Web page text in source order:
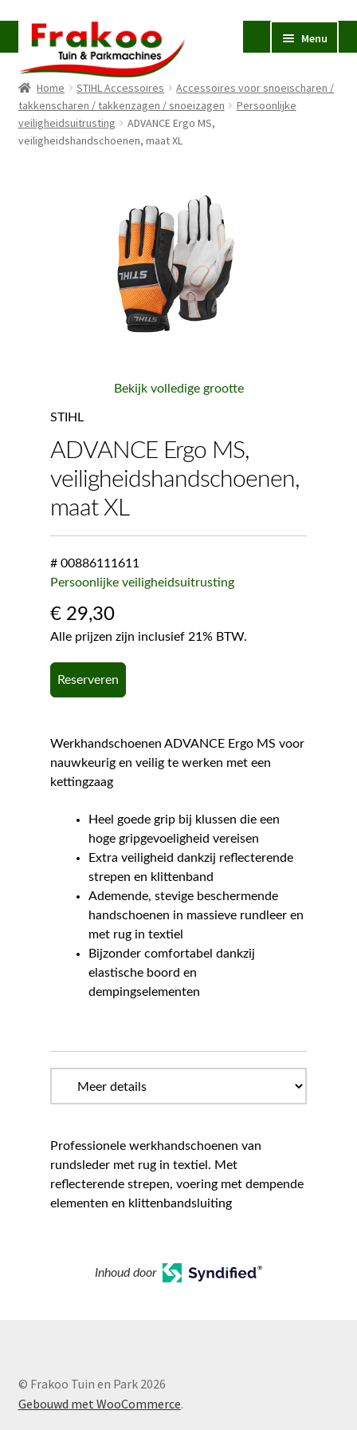
Ga
door
naar
navigatie
Ga
naar
de
inhoud
Menu
Homepage
Verkoop en Reparatie
Home STIHL Accessoires
Accessoires voor snoeischaren /
takkenscharen / takkenzagen / snoeizagen
Persoonlijke
veiligheidsuitrusting
ADVANCE Ergo MS,
veiligheidshandschoenen, maat XL
Bekijk volledige grootte
STIHL
ADVANCE Ergo MS,
veiligheidshandschoenen,
maat XL
# 00886111611
Persoonlijke veiligheidsuitrusting
€29,30
Alle prijzen zijn inclusief 21% BTW.
Reserveren
Werkhandschoenen ADVANCE Ergo MS voor
nauwkeurig en veilig te werken met een
kettingzaag
Heel goede grip bij klussen die een
hoge gripgevoeligheid vereisen
Extra veiligheid dankzij reflecterende
strepen en klittenband
Ademende, stevige beschermende
handschoenen in massieve rundleer en
met rug in textiel
Bijzonder comfortabel dankzij
elastische boord en
dempingselementen
Professionele werkhandschoenen van
rundsleder met rug in textiel. Met
reflecterende strepen, voering met dempende
elementen en klittenbandsluiting
Inhoud door
© Frakoo Tuin en Park 2026
Gebouwd met WooCommerce.